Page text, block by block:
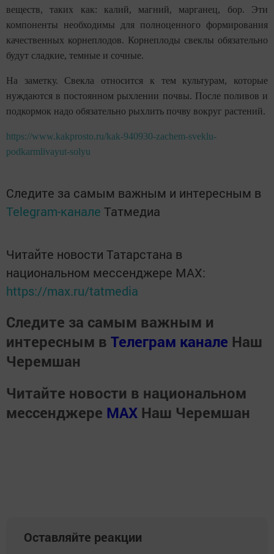
веществ, таких как: калий, магний, марганец, бор. Эти
компоненты необходимы для полноценного формирования
качественных корнеплодов. Корнеплоды свеклы обязательно
будут сладкие, темные и сочные.
На заметку. Свекла относится к тем культурам, которые
нуждаются в постоянном рыхлении почвы. После поливов и
подкормок надо обязательно рыхлить почву вокруг растений.
https://www.kakprosto.ru/kak-940930-zachem-sveklu-
podkarmlivayut-solyu
Следите за самым важным и интересным в
Telegram-канале Татмедиа
Читайте новости Татарстана в
национальном мессенджере MАХ:
https://max.ru/tatmedia
Следите за самым важным и
интересным в Телеграм канале Наш
Черемшан
Читайте новости в национальном
мессенджере MАХ Наш Черемшан
Оставляйте реакции